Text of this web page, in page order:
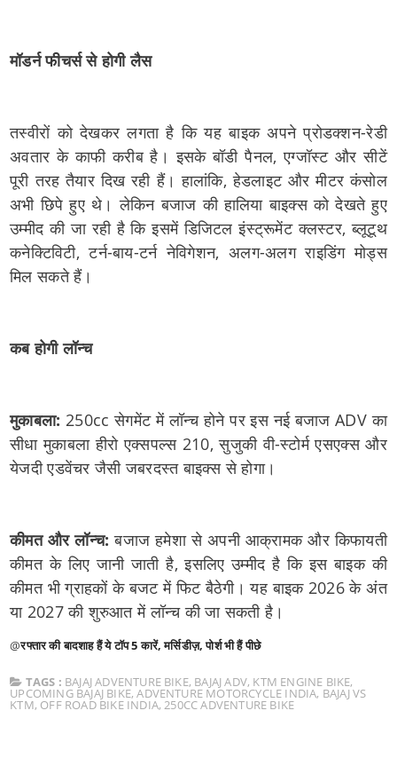
मॉडर्न फीचर्स से होगी लैस
तस्वीरों को देखकर लगता है कि यह बाइक अपने प्रोडक्शन-रेडी
अवतार के काफी करीब है। इसके बॉडी पैनल, एग्जॉस्ट और सीटें
पूरी तरह तैयार दिख रही हैं। हालांकि, हेडलाइट और मीटर कंसोल
अभी छिपे हुए थे। लेकिन बजाज की हालिया बाइक्स को देखते हुए
उम्मीद की जा रही है कि इसमें डिजिटल इंस्ट्रूमेंट क्लस्टर, ब्लूटूथ
कनेक्टिविटी, टर्न-बाय-टर्न नेविगेशन, अलग-अलग राइडिंग मोड्स
मिल सकते हैं।
कब होगी लॉन्च
मुकाबला: 250cc सेगमेंट में लॉन्च होने पर इस नई बजाज ADV का
सीधा मुकाबला हीरो एक्सपल्स 210, सुजुकी वी-स्टोर्म एसएक्स और
येजदी एडवेंचर जैसी जबरदस्त बाइक्स से होगा।
कीमत और लॉन्च: बजाज हमेशा से अपनी आक्रामक और किफायती
कीमत के लिए जानी जाती है, इसलिए उम्मीद है कि इस बाइक की
कीमत भी ग्राहकों के बजट में फिट बैठेगी। यह बाइक 2026 के अंत
या 2027 की शुरुआत में लॉन्च की जा सकती है।
@रफ्तार की बादशाह हैं ये टाॅप 5 कारें, मर्सिडीज़, पोर्श भी हैं पीछे
TAGS : BAJAJ ADVENTURE BIKE, BAJAJ ADV, KTM ENGINE BIKE,
UPCOMING BAJAJ BIKE,ADVENTURE MOTORCYCLE INDIA, BAJAJ VS
KTM, OFF ROAD BIKE INDIA,250CC ADVENTURE BIKE